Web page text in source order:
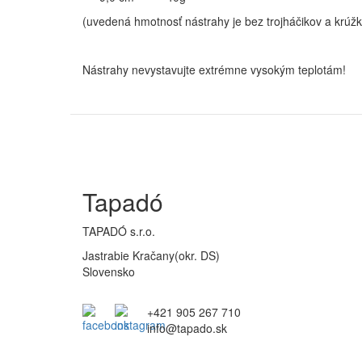
(uvedená hmotnosť nástrahy je bez trojháčikov a
Nástrahy nevystavujte extrémne vysokým teplotám!
Tapadó
TAPADÓ s.r.o.
Jastrabie Kračany(okr. DS)
Slovensko
+421 905 267 710
info@tapado.sk